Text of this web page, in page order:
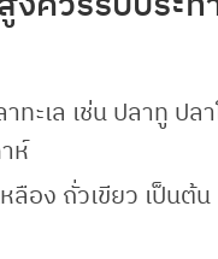
าทะเล เช่น ปลาทู
ห์
ลือง ถั่วเขียว เป็น